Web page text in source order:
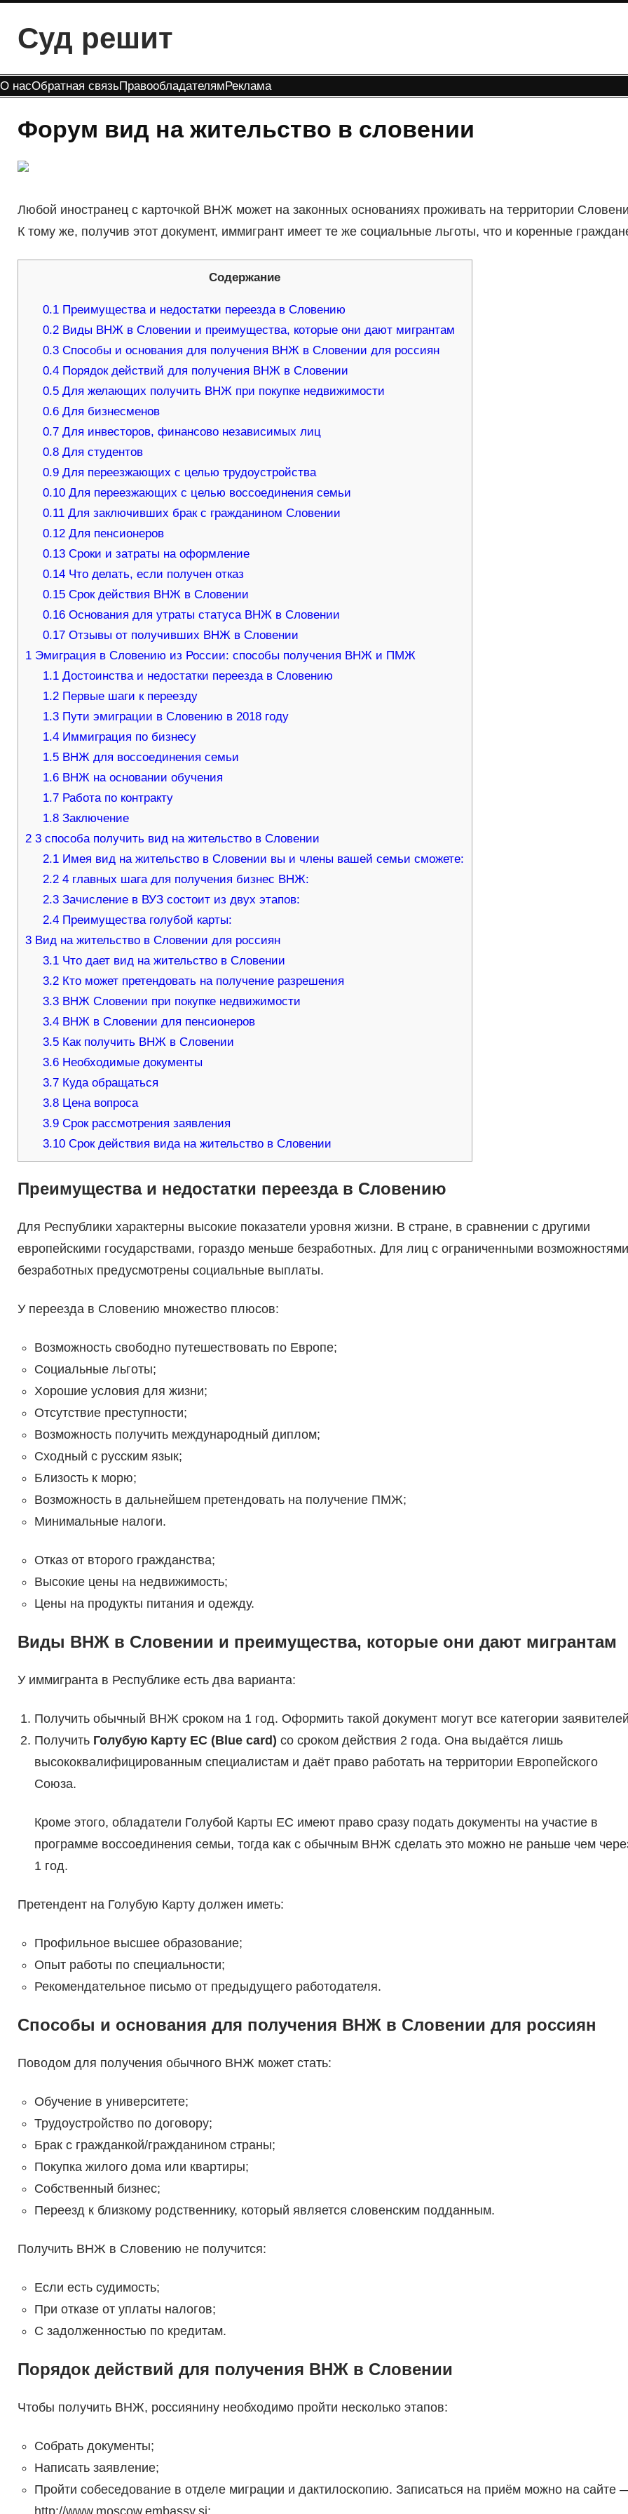
содержимому
Суд решит
О насОбратная связьПравообладателямРеклама
Форум вид на жительство в словении
Любой иностранец с карточкой ВНЖ может на законных основаниях проживать на территории
К тому же, получив этот документ, иммигрант имеет те же социальные льготы, что и коренные
Содержание
0.1 Преимущества и недостатки переезда в Словению
0.2 Виды ВНЖ в Словении и преимущества, которые они дают мигрантам
0.3 Способы и основания для получения ВНЖ в Словении для россиян
0.4 Порядок действий для получения ВНЖ в Словении
0.5 Для желающих получить ВНЖ при покупке недвижимости
0.6 Для бизнесменов
0.7 Для инвесторов, финансово независимых лиц
0.8 Для студентов
0.9 Для переезжающих с целью трудоустройства
0.10 Для переезжающих с целью воссоединения семьи
0.11 Для заключивших брак с гражданином Словении
0.12 Для пенсионеров
0.13 Сроки и затраты на оформление
0.14 Что делать, если получен отказ
0.15 Срок действия ВНЖ в Словении
0.16 Основания для утраты статуса ВНЖ в Словении
0.17 Отзывы от получивших ВНЖ в Словении
1Эмиграция в Словению из России: способы получения ВНЖ и ПМЖ
1.1 Достоинства и недостатки переезда в Словению
1.2 Первые шаги к переезду
1.3 Пути эмиграции в Словению в 2018 году
1.4 Иммиграция по бизнесу
1.5 ВНЖ для воссоединения семьи
1.6 ВНЖ на основании обучения
1.7 Работа по контракту
1.8 Заключение
23 способа получить вид на жительство в Словении
2.1 Имея вид на жительство в Словении вы и члены вашей семьи сможете:
2.2 4 главных шага для получения бизнес ВНЖ:
2.3 Зачисление в ВУЗ состоит из двух этапов:
2.4 Преимущества голубой карты:
3Вид на жительство в Словении для россиян
3.1 Что дает вид на жительство в Словении
3.2 Кто может претендовать на получение разрешения
3.3 ВНЖ Словении при покупке недвижимости
3.4 ВНЖ в Словении для пенсионеров
3.5 Как получить ВНЖ в Словении
3.6 Необходимые документы
3.7 Куда обращаться
3.8 Цена вопроса
3.9 Срок рассмотрения заявления
3.10 Срок действия вида на жительство в Словении
Преимущества и недостатки переезда в Словению
Для Республики характерны высокие показатели уровня жизни. В стране, в сравнении с другими
европейскими государствами, гораздо меньше безработных. Для лиц с ограниченными
безработных предусмотрены социальные выплаты.
У переезда в Словению множество плюсов:
Возможность свободно путешествовать по Европе;
Социальные льготы;
Хорошие условия для жизни;
Отсутствие преступности;
Возможность получить международный диплом;
Сходный с русским язык;
Близость к морю;
Возможность в дальнейшем претендовать на получение ПМЖ;
Минимальные налоги.
Отказ от второго гражданства;
Высокие цены на недвижимость;
Цены на продукты питания и одежду.
Виды ВНЖ в Словении и преимущества, которые они дают мигрантам
У иммигранта в Республике есть два варианта:
Получить обычный ВНЖ сроком на 1 год. Оформить такой документ могут все категории
Получить Голубую Карту ЕС (Blue card) со сроком действия 2 года. Она выдаётся лишь
высококвалифицированным специалистам и даёт право работать на территории Европейского
Союза.
Кроме этого, обладатели Голубой Карты ЕС имеют право сразу подать документы на участие в
программе воссоединения семьи, тогда как с обычным ВНЖ сделать это можно не раньше чем
1 год.
Претендент на Голубую Карту должен иметь:
Профильное высшее образование;
Опыт работы по специальности;
Рекомендательное письмо от предыдущего работодателя.
Способы и основания для получения ВНЖ в Словении для россиян
Поводом для получения обычного ВНЖ может стать:
Обучение в университете;
Трудоустройство по договору;
Брак с гражданкой/гражданином страны;
Покупка жилого дома или квартиры;
Собственный бизнес;
Переезд к близкому родственнику, который является словенским подданным.
Получить ВНЖ в Словению не получится:
Если есть судимость;
При отказе от уплаты налогов;
С задолженностью по кредитам.
Порядок действий для получения ВНЖ в Словении
Чтобы получить ВНЖ, россиянину необходимо пройти несколько этапов:
Собрать документы;
Написать заявление;
Пройти собеседование в отделе миграции и дактилоскопию. Записаться на приём можно на сайте